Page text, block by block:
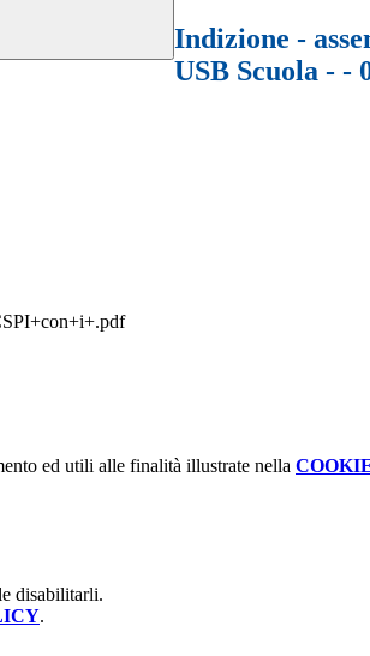
Indizione -
USB Scuola - -
ed utili alle finalità illustrate nella
disabilitarli.
.